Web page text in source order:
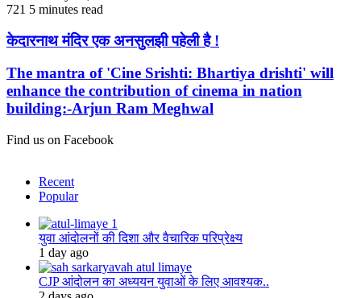
721 5 minutes read
केदारनाथ मंदिर एक अनसुलझी पहेली है !
The mantra of 'Cine Srishti: Bhartiya drishti' will
enhance the contribution of cinema in nation
building:-Arjun Ram Meghwal
Find us on Facebook
Recent
Popular
युवा आंदोलनों की दिशा और वैचारिक परिप्रेक्ष्य
1 day ago
CJP आंदोलन का अध्ययन युवाओं के लिए आवश्यक..